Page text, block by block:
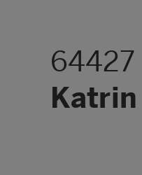
64427
Katrin